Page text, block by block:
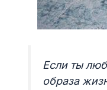
Если ты
образа